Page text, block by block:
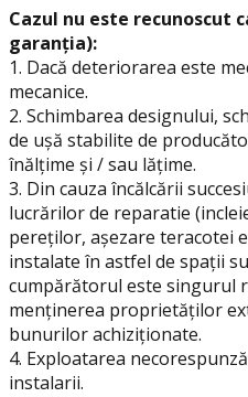
Cazul nu este recunoscut
garanția):
1. Dacă deteriorarea este
mecanice.
2. Schimbarea designului,
de ușă stabilite de
înălțime și / sau lățime.
3. Din cauza încălcării
lucrărilor de reparatie
pereților, așezare teracotei
instalate în astfel de spații
cumpărătorul este singurul
menținerea proprietăților
bunurilor achiziționate.
4. Exploatarea
instalarii.